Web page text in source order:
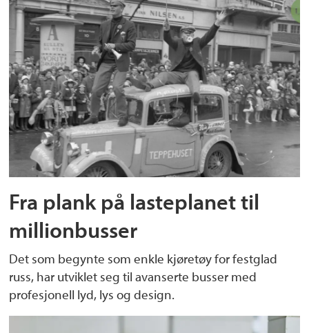
Fra plank på lasteplanet til
millionbusser
Det som begynte som enkle kjøretøy for festglad
russ, har utviklet seg til avanserte busser med
profesjonell lyd, lys og design.